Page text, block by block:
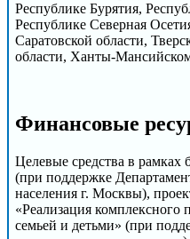
Республике Бурятия,
Республике Северная
Саратовской области,
области, Ханты-
Финансовые
Целевые средства в
(при поддержке
населения г. Москвы),
«Реализация комплексного
семьей и детьми» (при